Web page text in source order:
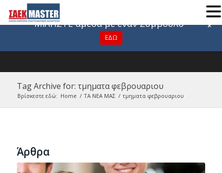
Tag Archive for: τμηματα φεβρουαριου
Βρίσκεστε εδώ: Home / ΤΑ ΝΕΑ ΜΑΣ / τμηματα φεβρουαριου
Άρθρα
Για οποιαδήποτε πληροφορία
ΜΙΛΗΣΤΕ άμεσα με έναν Σύμβουλο
ΕΔΩ
+